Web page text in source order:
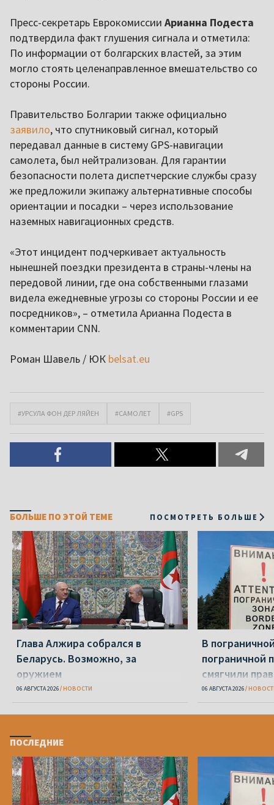
Пресс-секретарь Еврокомиссии Арианна Подеста
подтвердила факт глушения сигнала и отметила:
По информации от болгарских властей, за этим
могло стоять целенаправленное вмешательство со
стороны России.
Правительство Болгарии также официально
заявило, что спутниковый сигнал, который
передавал данные в систему GPS-навигации
самолета, был нейтрализован. Для гарантии
безопасности полета диспетчерские службы сразу
же предложили экипажу альтернативные способы
ориентации и посадки – через использование
наземных навигационных средств.
«Этот инцидент подчеркивает актуальность
нынешней поездки президента в страны-члены на
передовой линии, где она собственными глазами
видела ежедневные угрозы со стороны России и ее
посредников», – отметила Арианна Подеста в
комментарии CNN.
Роман Шавель / ЮК belsat.eu
#УРСУЛА ФОН ДЕР ЛЯЙЕН #САМОЛЕТ #GPS
БОЛЬШЕ ПО ЭТОЙ ТЕМЕ ПОСМОТРЕТЬ БОЛЬШЕ
Глава Алжира собрался в
Беларусь. Возможно, за
оружием
06 АВГУСТА 2026 НОВОСТИ
В
пограничной
смягчили
06 АВГУСТА 2026
ПОСЛЕДНИЕ